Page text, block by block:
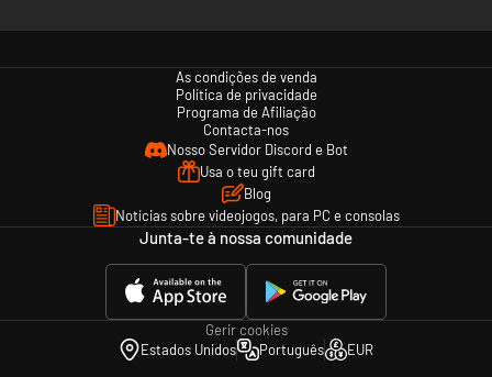
As condições de venda
Política de privacidade
Programa de Afiliação
Contacta-nos
Nosso Servidor Discord e Bot
Usa o teu gift card
Blog
Notícias sobre videojogos, para PC e consolas
Junta-te à nossa comunidade
Gerir cookies
Estados Unidos
Português EUR